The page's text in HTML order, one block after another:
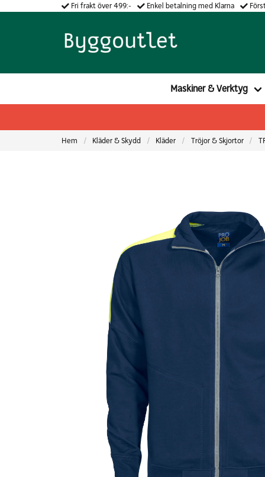
Fri frakt över 499:- Enkel betalning med Klarna
Maskiner & Verktyg
Hem Kläder & Skydd Kläder Tröjor & Skjortor